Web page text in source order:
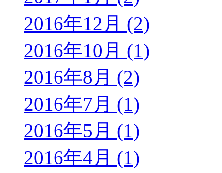
2016年12月 (2)
2016年10月 (1)
2016年8月 (2)
2016年7月 (1)
2016年5月 (1)
2016年4月 (1)